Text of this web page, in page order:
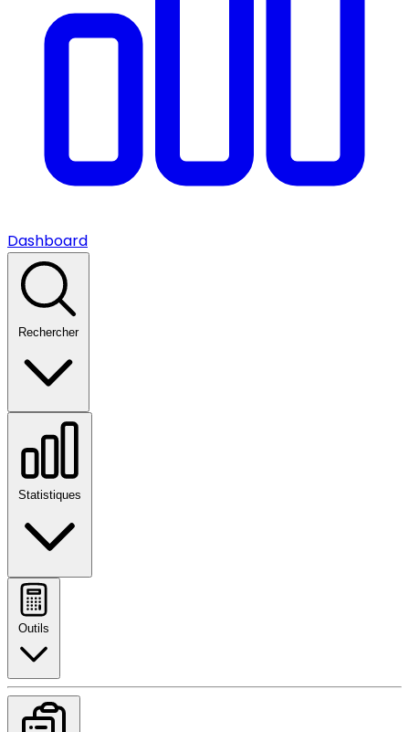
Dashboard
Rechercher
Statistiques
Outils